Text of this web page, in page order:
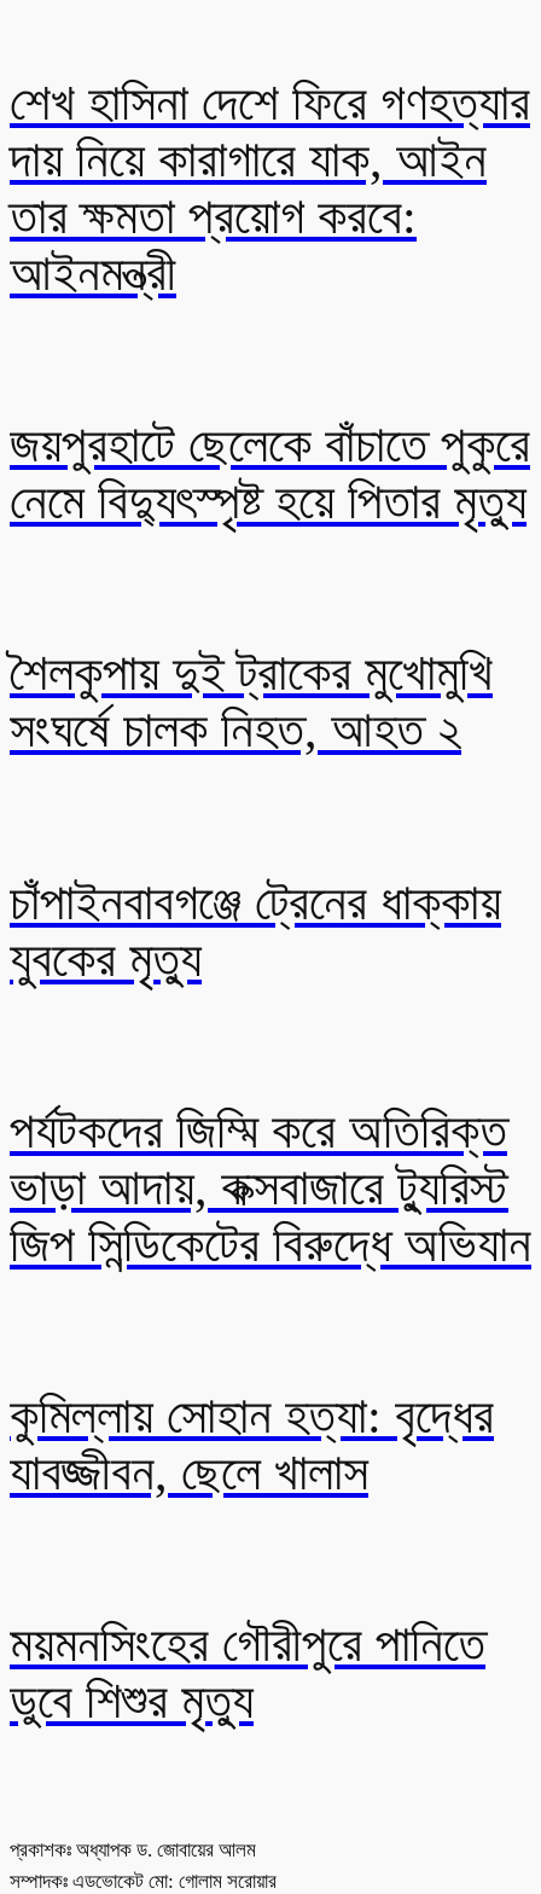
শেখ হাসিনা দেশে ফিরে গণহত্যার
দায় নিয়ে কারাগারে যাক, আইন
তার ক্ষমতা প্রয়োগ করবে:
আইনমন্ত্রী
জয়পুরহাটে ছেলেকে বাঁচাতে পুকুরে
নেমে বিদ্যুৎস্পৃষ্ট হয়ে পিতার মৃত্যু
শৈলকুপায় দুই ট্রাকের মুখোমুখি
সংঘর্ষে চালক নিহত, আহত ২
চাঁপাইনবাবগঞ্জে ট্রেনের ধাক্কায়
যুবকের মৃত্যু
পর্যটকদের জিম্মি করে অতিরিক্ত
ভাড়া আদায়, কক্সবাজারে ট্যুরিস্ট
জিপ সিন্ডিকেটের বিরুদ্ধে অভিযান
কুমিল্লায় সোহান হত্যা: বৃদ্ধের
যাবজ্জীবন, ছেলে খালাস
ময়মনসিংহের গৌরীপুরে পানিতে
ডুবে শিশুর মৃত্যু
প্রকাশকঃ অধ্যাপক ড. জোবায়ের আলম
সম্পাদকঃ এডভোকেট মো: গোলাম সরোয়ার